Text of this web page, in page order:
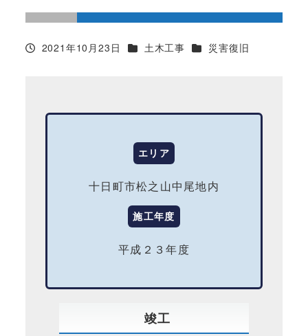
投稿日
2021年10月23日 施工事例種別
土木工事 施工事例種別
災害復旧
エリア
十日町市松之山中尾地内
施工年度
平成２３年度
竣工